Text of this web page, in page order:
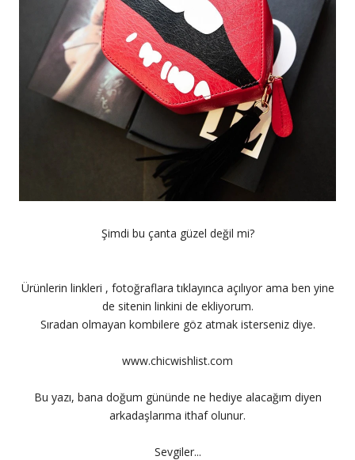
Şimdi bu çanta güzel değil mi?
Ürünlerin linkleri , fotoğraflara tıklayınca açılıyor ama ben yine
de sitenin linkini de ekliyorum.
Sıradan olmayan kombilere göz atmak isterseniz diye.
www.chicwishlist.com
Bu yazı, bana doğum gününde ne hediye alacağım diyen
arkadaşlarıma ithaf olunur.
Sevgiler...